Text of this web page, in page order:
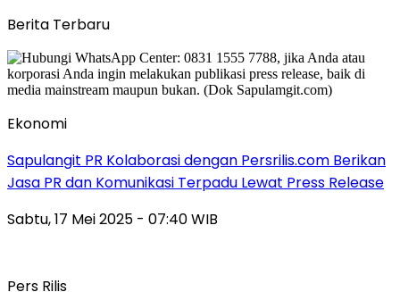
Berita Terbaru
Ekonomi
Sapulangit PR Kolaborasi dengan Persrilis.com Berikan
Jasa PR dan Komunikasi Terpadu Lewat Press Release
Sabtu, 17 Mei 2025 - 07:40 WIB
Pers Rilis